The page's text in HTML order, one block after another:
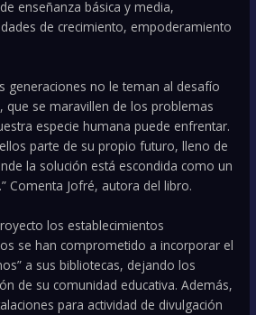
enseñanza básica y media,
de crecimiento, empoderamiento
generaciones no le teman al desafío
que se maravillen de los problemas
especie humana puede enfrentar.
parte de su propio futuro, lleno de
la solución está escondida como un
Comenta Jofré, autora del libro.
los establecimientos
se han comprometido a incorporar el
a sus bibliotecas, dejando los
de su comunidad educativa. Además,
para actividad de divulgación